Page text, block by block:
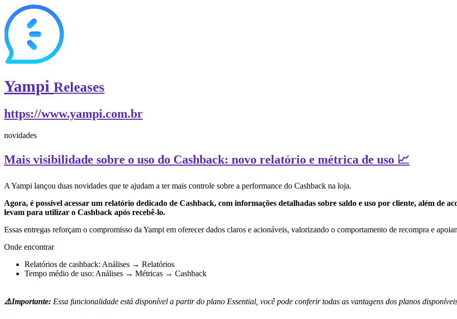
Yampi Releases
https://www.yampi.com.br
novidades
Mais visibilidade sobre o uso do Cashback: novo relatório e métrica de uso 📈
A Yampi lançou duas novidades que te ajudam a ter mais controle sobre a performance do Cashback na loja.
Agora, é possível acessar um relatório dedicado de Cashback, com informações detalhadas sobre saldo e uso por cliente, além de
levam para utilizar o Cashback após recebê-lo.
Essas entregas reforçam o compromisso da Yampi em oferecer dados claros e acionáveis, valorizando o comportamento de recompra e
Onde encontrar
Relatórios de cashback: Análises → Relatórios
Tempo médio de uso: Análises → Métricas → Cashback
⚠️Importante: Essa funcionalidade está disponível a partir do plano Essential, você pode conferir todas as vantagens dos planos